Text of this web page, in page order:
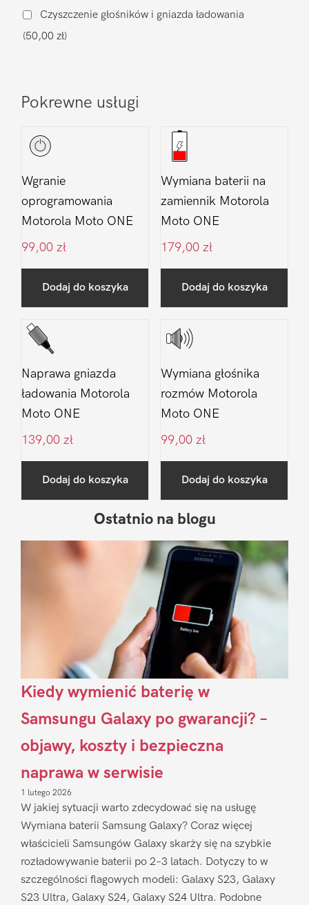
Czyszczenie głośników i gniazda ładowania
(50,00 zł)
Pokrewne usługi
Wgranie
oprogramowania
Motorola Moto ONE
99,00 zł
Dodaj do koszyka
Wymiana baterii na
zamiennik Motorola
Moto ONE
179,00 zł
Dodaj do koszyka
Naprawa gniazda
ładowania Motorola
Moto ONE
139,00 zł
Dodaj do koszyka
Wymiana głośnika
rozmów Motorola
Moto ONE
99,00 zł
Dodaj do koszyka
Sidebar
Ostatnio na blogu
Kiedy wymienić baterię w
Samsungu Galaxy po gwarancji? –
objawy, koszty i bezpieczna
naprawa w serwisie
1 lutego 2026
W jakiej sytuacji warto zdecydować się na usługę
Wymiana baterii Samsung Galaxy? Coraz więcej
właścicieli Samsungów Galaxy skarży się na szybkie
rozładowywanie baterii po 2–3 latach. Dotyczy to w
szczególności flagowych modeli: Galaxy S23, Galaxy
S23 Ultra, Galaxy S24, Galaxy S24 Ultra. Podobne